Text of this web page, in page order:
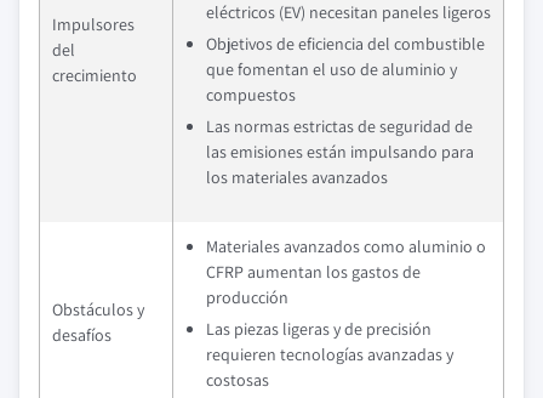
Impulsores
del
crecimiento
eléctricos (EV) necesitan paneles ligeros
Objetivos de eficiencia del combustible
que fomentan el uso de aluminio y
compuestos
Las normas estrictas de seguridad de
las emisiones están impulsando para
los materiales avanzados
Obstáculos y
desafíos
Materiales avanzados como aluminio o
CFRP aumentan los gastos de
producción
Las piezas ligeras y de precisión
requieren tecnologías avanzadas y
costosas